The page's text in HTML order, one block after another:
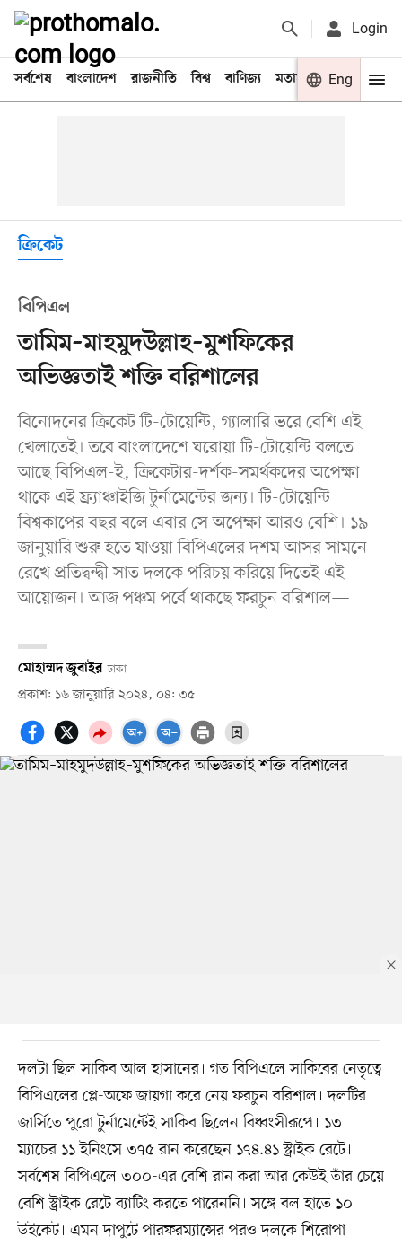
Login
সর্বশেষ বাংলাদেশ রাজনীতি বিশ্ব বাণিজ্য মতামত খেলা
Eng
ক্রিকেট
বিপিএল
তামিম–মাহমুদউল্লাহ–মুশফিকের
অভিজ্ঞতাই শক্তি বরিশালের
বিনোদনের ক্রিকেট টি-টোয়েন্টি, গ্যালারি ভরে বেশি এই
খেলাতেই। তবে বাংলাদেশে ঘরোয়া টি-টোয়েন্টি বলতে
আছে বিপিএল-ই, ক্রিকেটার-দর্শক-সমর্থকদের অপেক্ষা
থাকে এই ফ্র্যাঞ্চাইজি টুর্নামেন্টের জন্য। টি-টোয়েন্টি
বিশ্বকাপের বছর বলে এবার সে অপেক্ষা আরও বেশি। ১৯
জানুয়ারি শুরু হতে যাওয়া বিপিএলের দশম আসর সামনে
রেখে প্রতিদ্বন্দ্বী সাত দলকে পরিচয় করিয়ে দিতেই এই
আয়োজন। আজ পঞ্চম পর্বে থাকছে ফরচুন বরিশাল—
মোহাম্মদ জুবাইর ঢাকা
প্রকাশ: ১৬ জানুয়ারি ২০২৪, ০৪: ৩৫
দলটা ছিল সাকিব আল হাসানের। গত বিপিএলে সাকিবের নেতৃত্বে
বিপিএলের প্লে-অফে জায়গা করে নেয় ফরচুন বরিশাল। দলটির
জার্সিতে পুরো টুর্নামেন্টেই সাকিব ছিলেন বিধ্বংসীরূপে। ১৩
ম্যাচের ১১ ইনিংসে ৩৭৫ রান করেছেন ১৭৪.৪১ স্ট্রাইক রেটে।
সর্বশেষ বিপিএলে ৩০০-এর বেশি রান করা আর কেউই তাঁর চেয়ে
বেশি স্ট্রাইক রেটে ব্যাটিং করতে পারেননি। সঙ্গে বল হাতে ১০
উইকেট। এমন দাপুটে পারফরম্যান্সের পরও দলকে শিরোপা